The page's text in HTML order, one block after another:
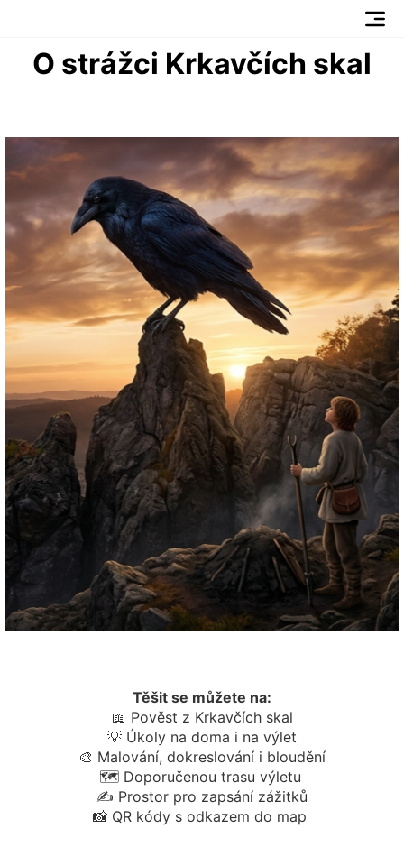
O strážci Krkavčích skal
Těšit se můžete na:
📖 Pověst z Krkavčích skal
💡 Úkoly na doma i na výlet
🎨 Malování, dokreslování i bloudění
🗺️ Doporučenou trasu výletu
✍️ Prostor pro zapsání zážitků
📸 QR kódy s odkazem do map